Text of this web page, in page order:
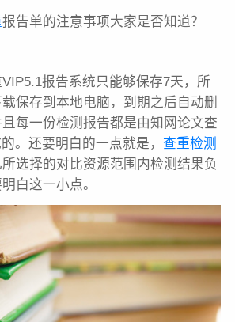
报告单的注意事项大家是否知道？
报告系统只能够保存7天，所
保存到本地电脑，到期之后自动删
每一份检测报告都是由知网论文查
。还要明白的一点就是， 查重检测
选择的对比资源范围内检测结果负
白这一小点。